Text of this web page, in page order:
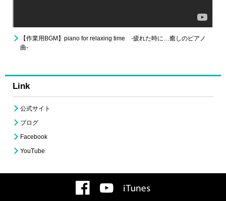
【作業用BGM】piano for relaxing time -疲れた時に…癒しのピアノ
曲-
Link
公式サイト
ブログ
Facebook
YouTube